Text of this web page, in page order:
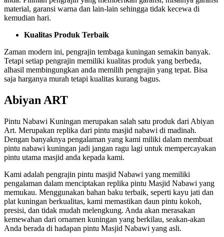
material, garansi warna dan lain-lain sehingga tidak kecewa di
kemudian hari.
Kualitas Produk Terbaik
Zaman modern ini, pengrajin tembaga kuningan semakin banyak.
Tetapi setiap pengrajin memiliki kualitas produk yang berbeda,
alhasil membingungkan anda memilih pengrajin yang tepat. Bisa
saja harganya murah tetapi kualitas kurang bagus.
Abiyan ART
Pintu Nabawi Kuningan merupakan salah satu produk dari Abiyan
Art. Merupakan replika dari pintu masjid nabawi di madinah.
Dengan banyaknya pengalaman yang kami miliki dalam membuat
pintu nabawi kuningan jadi jangan ragu lagi untuk mempercayakan
pintu utama masjid anda kepada kami.
Kami adalah pengrajin pintu masjid Nabawi yang memiliki
pengalaman dalam menciptakan replika pintu Masjid Nabawi yang
memukau. Menggunakan bahan baku terbaik, seperti kayu jati dan
plat kuningan berkualitas, kami memastikan daun pintu kokoh,
presisi, dan tidak mudah melengkung. Anda akan merasakan
kemewahan dari ornamen kuningan yang berkilau, seakan-akan
Anda berada di hadapan pintu Masjid Nabawi yang asli.